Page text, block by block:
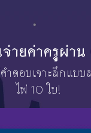
ายค่าครูผ่าน
ำตอบเจาะลึกแบบ
ไพ่ 10 ใบ!